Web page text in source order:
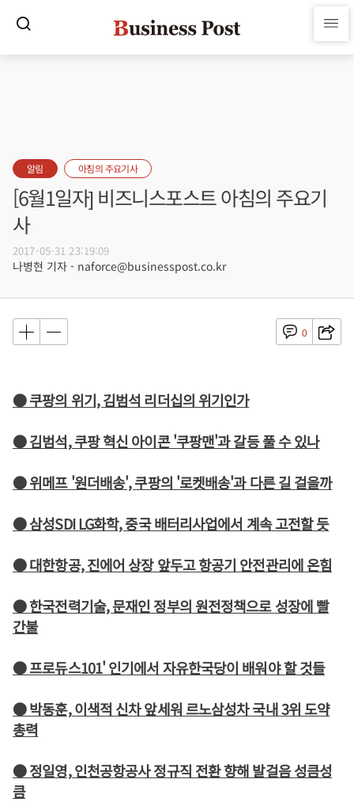
알림 아침의 주요기사
[6월1일자] 비즈니스포스트 아침의 주요기
사
2017-05-31 23:19:09
나병현 기자 - naforce@businesspost.co.kr
0
● 쿠팡의 위기, 김범석 리더십의 위기인가
● 김범석, 쿠팡 혁신 아이콘 '쿠팡맨'과 갈등 풀 수 있나
● 위메프 '원더배송', 쿠팡의 '로켓배송'과 다른 길 걸을까
● 삼성SDI LG화학, 중국 배터리사업에서 계속 고전할 듯
● 대한항공, 진에어 상장 앞두고 항공기 안전관리에 온힘
● 한국전력기술, 문재인 정부의 원전정책으로 성장에 빨
간불
● 프로듀스101' 인기에서 자유한국당이 배워야 할 것들
● 박동훈, 이색적 신차 앞세워 르노삼성차 국내 3위 도약
총력
● 정일영, 인천공항공사 정규직 전환 향해 발걸음 성큼성
큼